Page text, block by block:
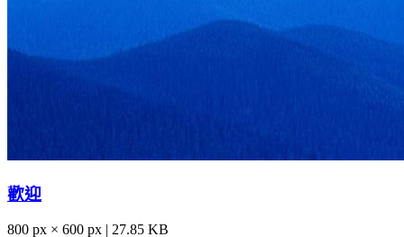
歡迎
800 px × 600 px | 27.85 KB